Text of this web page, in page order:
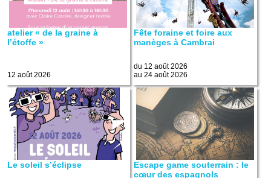
atelier « de la graine à
l’étoffe »
12 août 2026
Fête foraine et foire aux
manèges à Cambrai
du 12 août 2026
au 24 août 2026
Le soleil s’éclipse
Escape game souterrain : le
cœur des espagnols